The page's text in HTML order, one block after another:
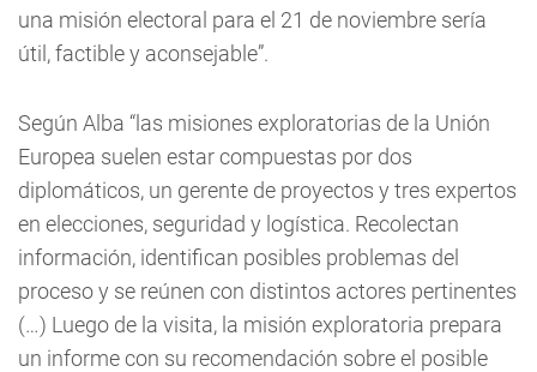
una misión electoral para el 21 de noviembre sería
útil, factible y aconsejable”.
Según Alba “las misiones exploratorias de la Unión
Europea suelen estar compuestas por dos
diplomáticos, un gerente de proyectos y tres expertos
en elecciones, seguridad y logística. Recolectan
información, identifican posibles problemas del
proceso y se reúnen con distintos actores pertinentes
(…) Luego de la visita, la misión exploratoria prepara
un informe con su recomendación sobre el posible